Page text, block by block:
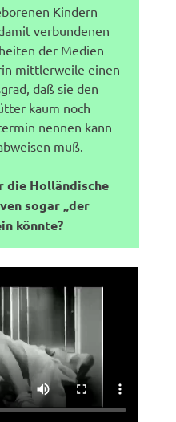
Kindern
verbundenen
der Medien
mittlerweile einen
daß sie den
kaum noch
nennen kann
muß.
die Holländische
sogar „der
könnte?